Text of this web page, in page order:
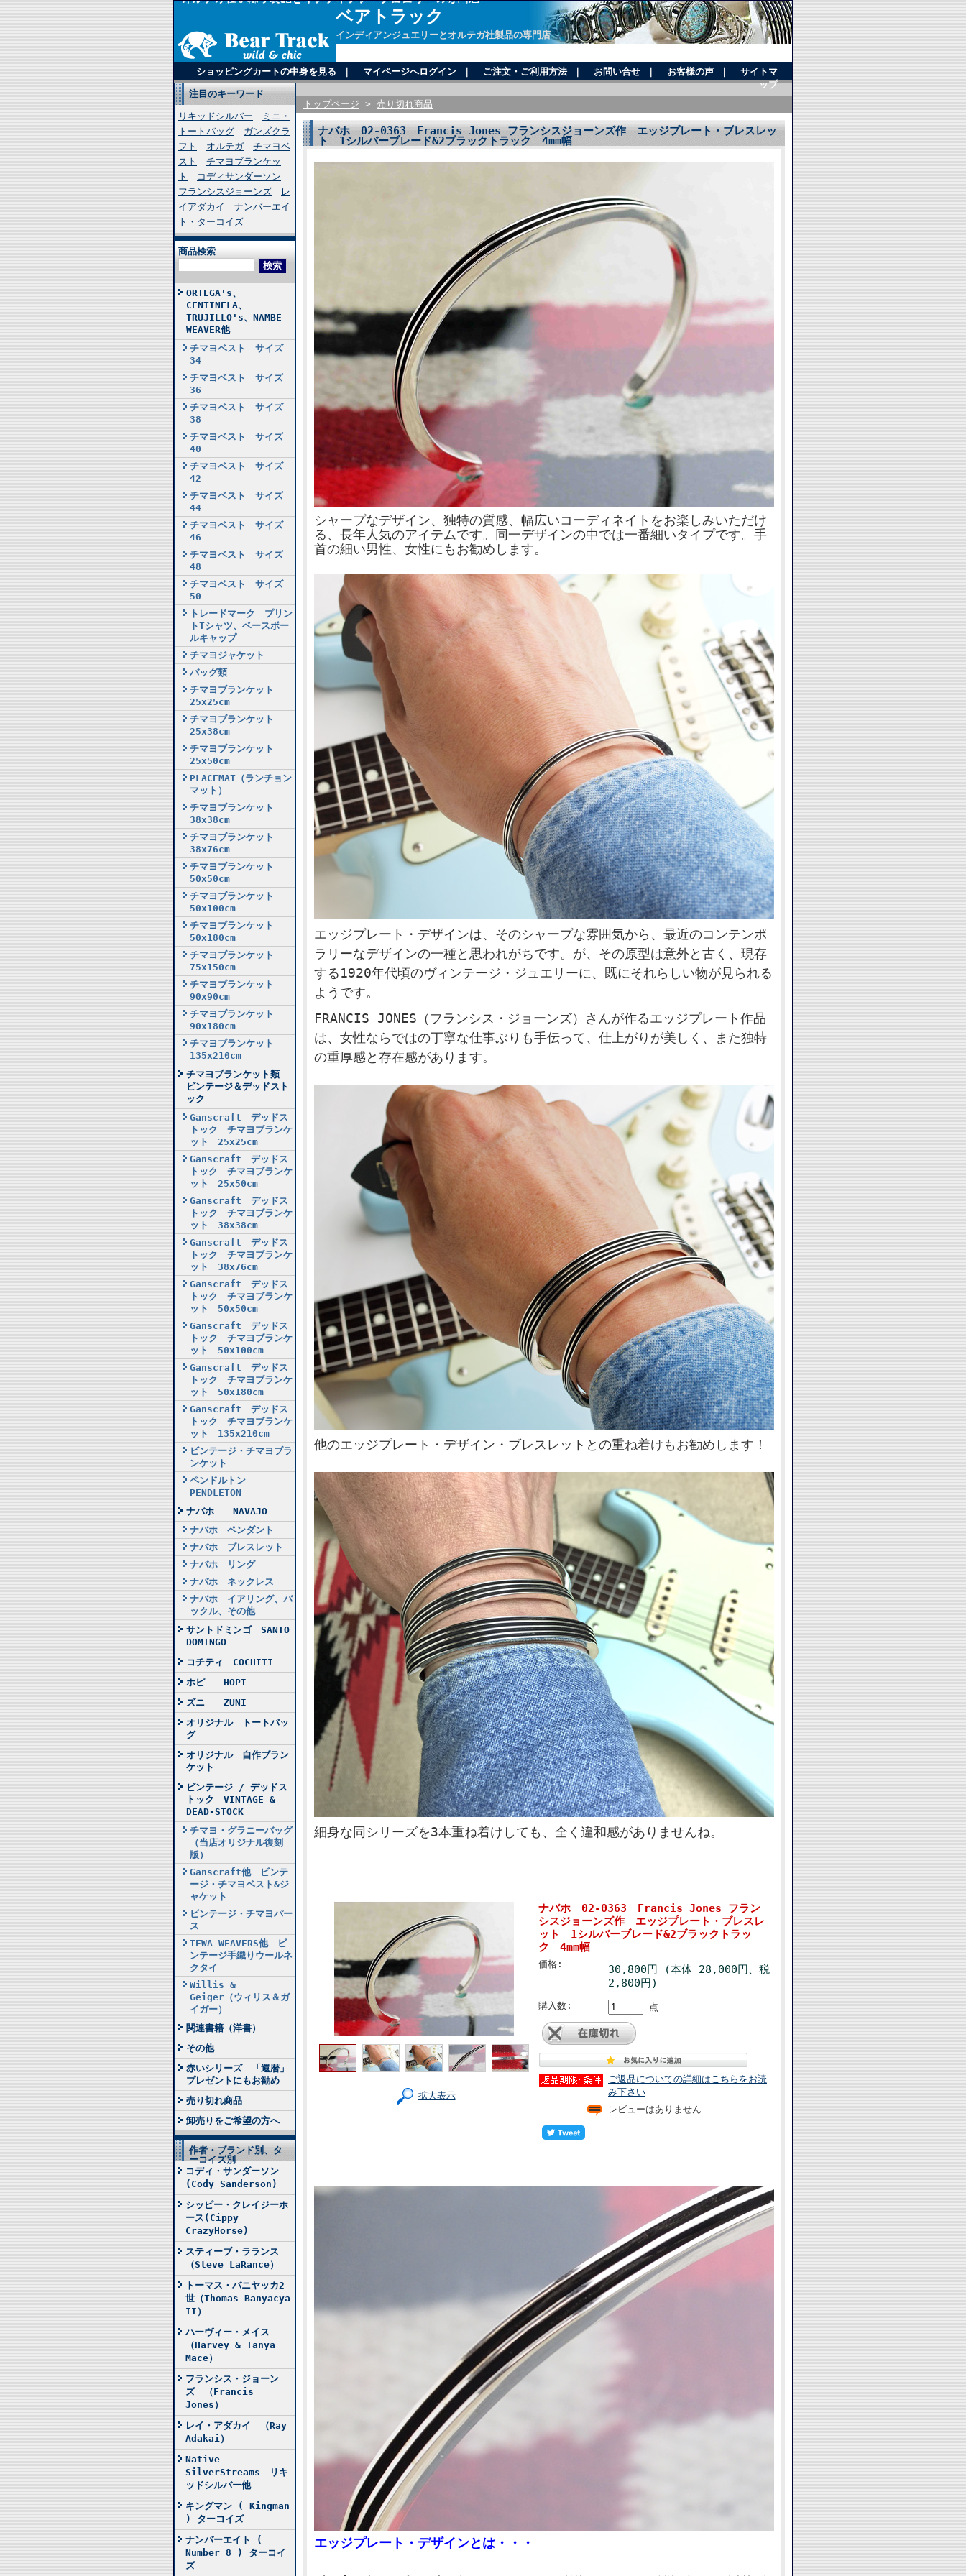
ベアトラック
インディアンジュエリーとオルテガ社製品の専門店
ショッピングカートの中身を見る マイページへログイン ご注文・ご利用方法｜ お問い合せ お客様の声
サイトマ
ップ
注目のキーワード
リキッドシルバー
ミニ・
トートバッグ
ガンズクラ
フト
オルテガ
チマヨベ
スト
チマヨブランケッ
ト
コディサンダーソン
フランシスジョーンズ
レ
イアダカイ
ナンバーエイ
ト・ターコイズ
商品検索
ORTEGA's、
CENTINELA、
TRUJILLO's、NAMBE
WEAVER他
チマヨベスト サイズ
34
チマヨベスト サイズ
36
チマヨベスト サイズ
38
チマヨベスト サイズ
40
チマヨベスト サイズ
42
チマヨベスト サイズ
44
チマヨベスト サイズ
46
チマヨベスト サイズ
48
チマヨベスト サイズ
50
トレードマーク プリン
トTシャツ、ベースボー
ルキャップ
チマヨジャケット
バッグ類
チマヨブランケット
25x25cm
チマヨブランケット
25x38cm
チマヨブランケット
25x50cm
PLACEMAT（ランチョン
マット）
チマヨブランケット
38x38cm
チマヨブランケット
38x76cm
チマヨブランケット
50x50cm
チマヨブランケット
50x100cm
チマヨブランケット
50x180cm
チマヨブランケット
75x150cm
チマヨブランケット
90x90cm
チマヨブランケット
90x180cm
チマヨブランケット
135x210cm
チマヨブランケット類
ビンテージ＆デッドスト
ック
Ganscraft デッドス
トック チマヨブランケ
ット 25x25cm
Ganscraft デッドス
トック チマヨブランケ
ット 25x50cm
Ganscraft デッドス
トック チマヨブランケ
ット 38x38cm
Ganscraft デッドス
トック チマヨブランケ
ット 38x76cm
Ganscraft デッドス
トック チマヨブランケ
ット 50x50cm
Ganscraft デッドス
トック チマヨブランケ
ット 50x100cm
Ganscraft デッドス
トック チマヨブランケ
ット 50x180cm
Ganscraft デッドス
トック チマヨブランケ
ット 135x210cm
ビンテージ・チマヨブラ
ンケット
ペンドルトン
PENDLETON
ナバホ NAVAJO
ナバホ ペンダント
ナバホ ブレスレット
ナバホ リング
ナバホ ネックレス
ナバホ イアリング、バ
ックル、その他
サントドミンゴ SANTO
DOMINGO
コチティ COCHITI
ホピ HOPI
ズニ ZUNI
オリジナル トートバッ
グ
オリジナル 自作ブラン
ケット
ビンテージ / デッドス
トック VINTAGE &
DEAD-STOCK
チマヨ・グラニーバッグ
（当店オリジナル復刻
版）
Ganscraft他 ビンテ
ージ・チマヨベスト&ジ
ャケット
ビンテージ・チマヨパー
ス
TEWA WEAVERS他 ビ
ンテージ手織りウールネ
クタイ
Willis &
Geiger（ウィリス＆ガ
イガー）
関連書籍（洋書）
その他
赤いシリーズ 「還暦」
プレゼントにもお勧め
売り切れ商品
卸売りをご希望の方へ
作者・ブランド別、タ
ーコイズ別
コディ・サンダーソン
(Cody Sanderson)
シッピー・クレイジーホ
ース(Cippy
CrazyHorse)
スティーブ・ラランス
（Steve LaRance）
トーマス・バニヤッカ2
世（Thomas Banyacya
II）
ハーヴィー・メイス
（Harvey & Tanya
Mace）
フランシス・ジョーン
ズ （Francis
Jones）
レイ・アダカイ （Ray
Adakai）
Native
SilverStreams リキ
ッドシルバー他
キングマン ( Kingman
) ターコイズ
ナンバーエイト (
Number 8 ) ターコイ
ズ
トップページ > 売り切れ商品
ナバホ 02-0363 Francis Jones フランシスジョーンズ作 エッジプレート・ブレスレッ
ト 1シルバーブレード&2ブラックトラック 4mm幅
シャープなデザイン、独特の質感、幅広いコーディネイトをお楽しみいただけ
る、長年人気のアイテムです。同一デザインの中では一番細いタイプです。手
首の細い男性、女性にもお勧めします。
エッジプレート・デザインは、そのシャープな雰囲気から、最近のコンテンポ
ラリーなデザインの一種と思われがちです。が、その原型は意外と古く、現存
する1920年代頃のヴィンテージ・ジュエリーに、既にそれらしい物が見られる
ようです。
FRANCIS JONES（フランシス・ジョーンズ）さんが作るエッジプレート作品
は、女性ならではの丁寧な仕事ぶりも手伝って、仕上がりが美しく、また独特
の重厚感と存在感があります。
他のエッジプレート・デザイン・ブレスレットとの重ね着けもお勧めします！
細身な同シリーズを3本重ね着けしても、全く違和感がありませんね。
拡大表示
ナバホ 02-0363 Francis Jones フラン
シスジョーンズ作 エッジプレート・ブレスレ
ット 1シルバーブレード&2ブラックトラッ
ク 4mm幅
価格:
30,800円 (本体 28,000円、税
2,800円)
購入数: 点
ご返品についての詳細はこちらをお読
み下さい
レビューはありません
エッジプレート・デザインとは・・・